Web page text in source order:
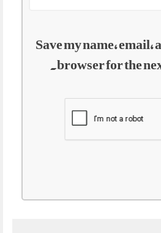
Save my name, email,
browser for the